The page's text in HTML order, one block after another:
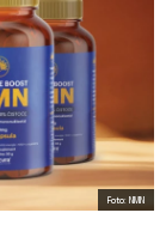
Foto: NMN